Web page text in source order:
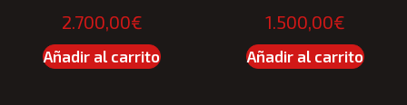
2.700,00€
Añadir al carrito
1.500,00€
Añadir al carrito